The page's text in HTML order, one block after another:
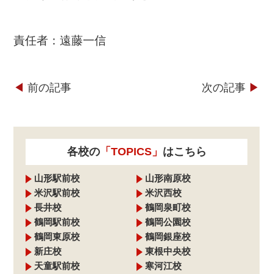
責任者：遠藤一信
◀︎ 前の記事 次の記事 ▶︎
各校の「TOPICS」 はこちら
山形駅前校
山形南原校
米沢駅前校
米沢西校
長井校
鶴岡泉町校
鶴岡駅前校
鶴岡公園校
鶴岡東原校
鶴岡銀座校
新庄校
東根中央校
天童駅前校
寒河江校